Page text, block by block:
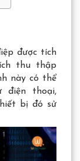
được tích
thu thập
này có thể
điện thoại,
bị đó sử